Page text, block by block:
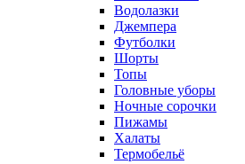
Водолазки
Джемпера
Футболки
Шорты
Топы
Головные уборы
Ночные сорочки
Пижамы
Халаты
Термобельё